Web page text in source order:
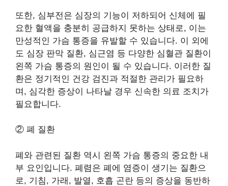
또한, 심부전은 심장의 기능이 저하되어 신체에 필
요한 혈액을 충분히 공급하지 못하는 상태로, 이는
만성적인 가슴 통증을 유발할 수 있습니다. 이 외에
도 심장 판막 질환, 심근염 등 다양한 심혈관 질환이
왼쪽 가슴 통증의 원인이 될 수 있습니다. 이러한 질
환은 정기적인 건강 검진과 적절한 관리가 필요하
며, 심각한 증상이 나타날 경우 신속한 의료 조치가
필요합니다.
② 폐 질환
폐와 관련된 질환 역시 왼쪽 가슴 통증의 중요한 내
부 요인입니다. 폐렴은 폐에 염증이 생기는 질환으
로, 기침, 가래, 발열, 호흡 곤란 등의 증상을 동반하